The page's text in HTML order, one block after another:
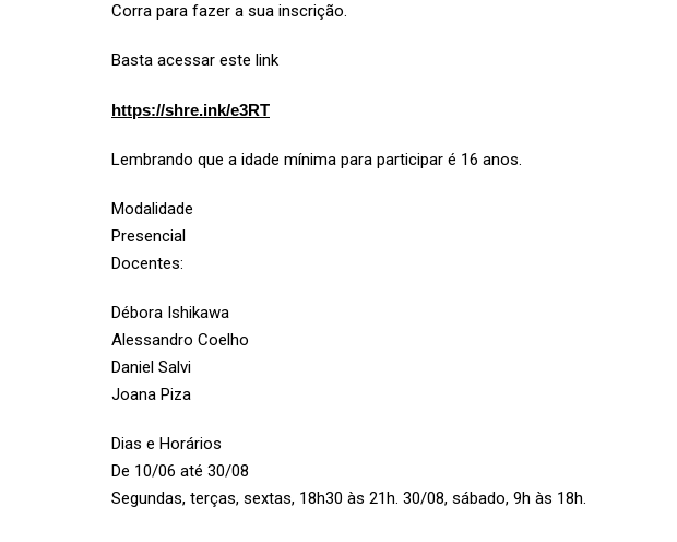
Corra para fazer a sua inscrição.
Basta acessar este link
https://shre.ink/e3RT
Lembrando que a idade mínima para participar é 16 anos.
Modalidade
Presencial
Docentes:
Débora Ishikawa
Alessandro Coelho
Daniel Salvi
Joana Piza
Dias e Horários
De 10/06 até 30/08
Segundas, terças, sextas, 18h30 às 21h. 30/08, sábado, 9h às 18h.